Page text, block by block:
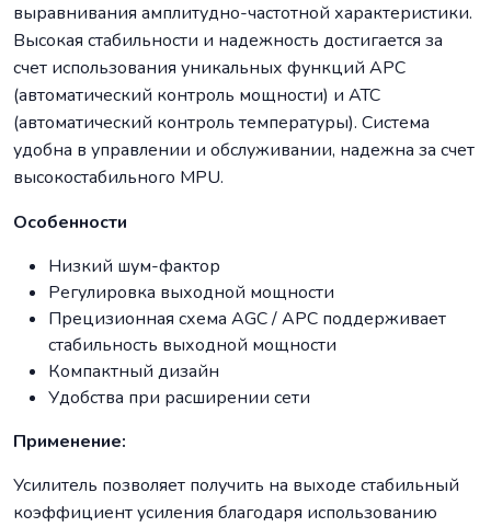
выравнивания амплитудно-частотной характеристики.
Высокая стабильности и надежность достигается за
счет использования уникальных функций APC
(автоматический контроль мощности) и ATC
(автоматический контроль температуры). Система
удобна в управлении и обслуживании, надежна за счет
высокостабильного MPU.
Особенности
Низкий шум-фактор
Регулировка выходной мощности
Прецизионная схема AGC / APC поддерживает
стабильность выходной мощности
Компактный дизайн
Удобства при расширении сети
Применение:
Усилитель позволяет получить на выходе стабильный
коэффициент усиления благодаря использованию